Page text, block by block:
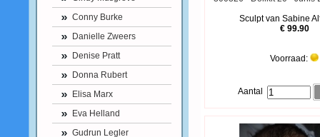
Conny Burke
Danielle Zweers
Denise Pratt
Donna Rubert
Elisa Marx
Eva Helland
Gudrun Legler
Sculpt van Sabine
€ 99.90
Voorraad:
Aantal